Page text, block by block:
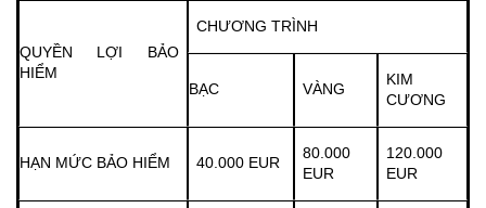
QUYỀN LỢI BẢO
HIỂM
CHƯƠNG TRÌNH
BẠC VÀNG
KIM
CƯƠNG
HẠN MỨC BẢO HIỂM 40.000 EUR
80.000
EUR
120.000
EUR